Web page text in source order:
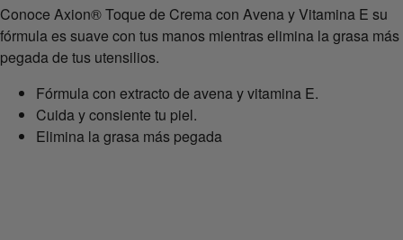
Conoce Axion® Toque de Crema con Avena y Vitamina E su
fórmula es suave con tus manos mientras elimina la grasa más
pegada de tus utensilios.
Fórmula con extracto de avena y vitamina E.
Cuida y consiente tu piel.
Elimina la grasa más pegada